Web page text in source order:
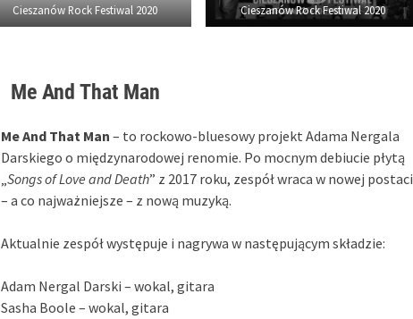
Cieszanów Rock Festiwal 2020 Cieszanów Rock Festiwal 2020
Me And That Man
Me And That Man – to rockowo-bluesowy projekt Adama Nergala
Darskiego o międzynarodowej renomie. Po mocnym debiucie płytą
„Songs of Love and Death” z 2017 roku, zespół wraca w nowej postaci
– a co najważniejsze – z nową muzyką.
Aktualnie zespół występuje i nagrywa w następującym składzie:
Adam Nergal Darski – wokal, gitara
Sasha Boole – wokal, gitara